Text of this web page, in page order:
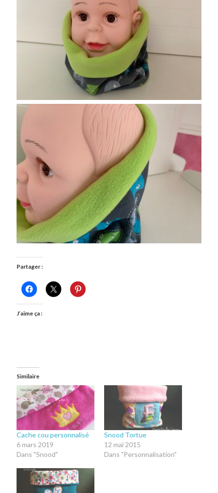
Partager :
J’aime ça :
Similaire
Cache cou personnalisé
6 mars 2019
Dans "Snood"
Snood Tortue
12 mai 2015
Dans "Personnalisation"